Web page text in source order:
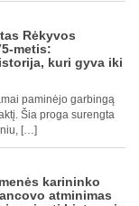
Rėkyvos
metis:
kuri gyva iki
paminėjo garbingą
Šia proga surengta
[…]
karininko
atminimas